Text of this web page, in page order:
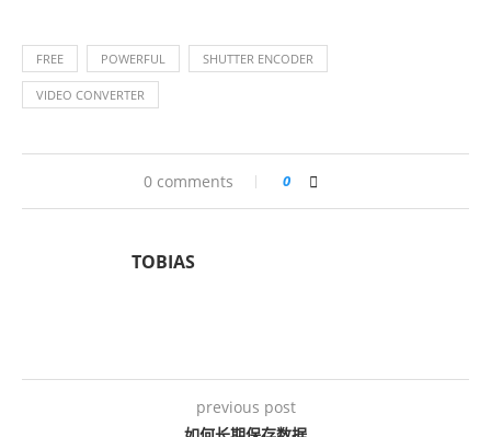
FREE POWERFUL SHUTTER ENCODER
VIDEO CONVERTER
0 comments 0
TOBIAS
previous post